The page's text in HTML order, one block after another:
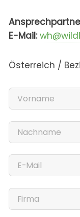
E-Mail:
Österreich /